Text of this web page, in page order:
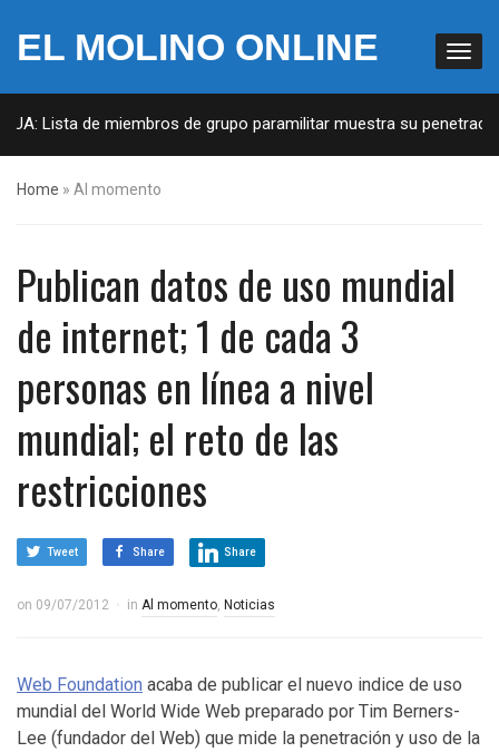
EL MOLINO ONLINE
Lista de miembros de grupo paramilitar muestra su penetración
Home » Al momento
Publican datos de uso mundial
de internet; 1 de cada 3
personas en línea a nivel
mundial; el reto de las
restricciones
Tweet Share Share
on 09/07/2012 in Al momento, Noticias
Web Foundation acaba de publicar el nuevo indice de uso
mundial del World Wide Web preparado por Tim Berners-
Lee (fundador del Web) que mide la penetración y uso de la